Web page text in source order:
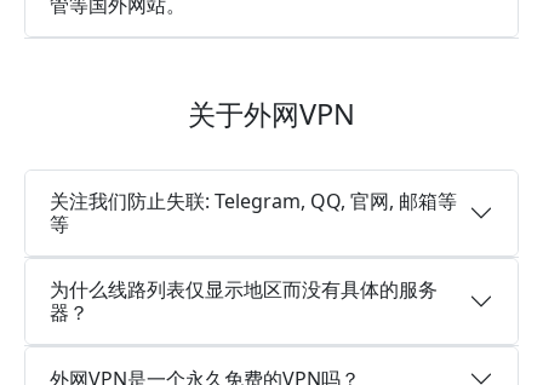
关于外网VPN
关注我们防止失联: Telegram, QQ, 官网, 邮箱等
等
为什么线路列表仅显示地区而没有具体的服务
器？
外网VPN是一个永久免费的VPN吗？